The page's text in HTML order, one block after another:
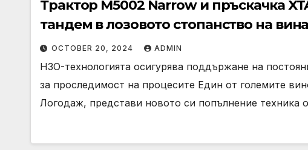
Трактор М5002 Narrow и пръскачка
тандем в лозовото стопанство на
OCTOBER 20, 2024 ADMIN
H3O-технологията осигурява поддържане на
за проследимост на процесите Един от големите
Логодаж, представи новото си попълнение техника